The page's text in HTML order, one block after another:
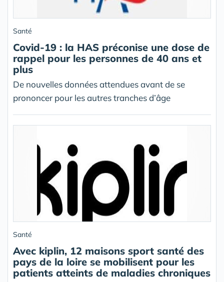
Santé
Covid-19 : la HAS préconise une dose de
rappel pour les personnes de 40 ans et
plus
De nouvelles données attendues avant de se
prononcer pour les autres tranches d’âge
Santé
Avec kiplin, 12 maisons sport santé des
pays de la loire se mobilisent pour les
patients atteints de maladies chroniques